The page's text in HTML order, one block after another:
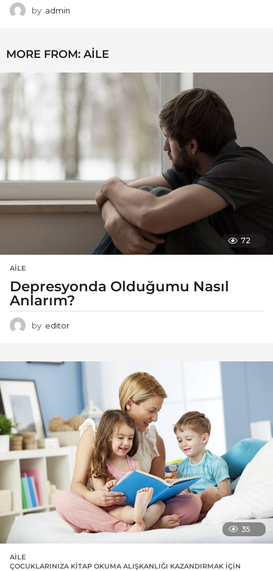
by admin
MORE FROM: AILE
72
AILE
Depresyonda Olduğumu Nasıl
Anlarım?
by editor
35
AILE
ÇOCUKLARINIZA KITAP OKUMA ALIŞKANLIĞI KAZANDIRMAK İÇIN